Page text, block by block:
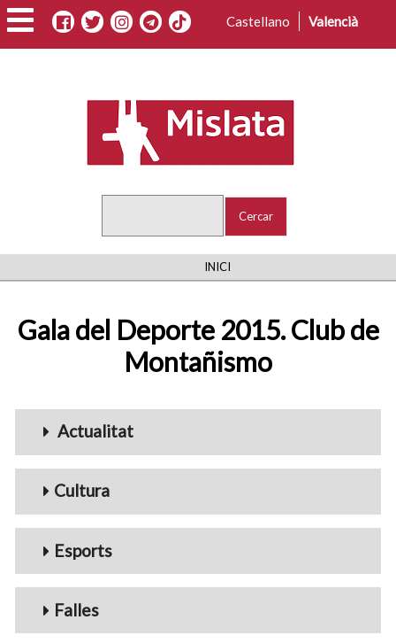
Vés
al
contingut
Castellano Valencià
FIL
INICI
Gala del Deporte 2015. Club de
Montañismo
Menu_Videos
Actualitat
Cultura
Esports
Falles